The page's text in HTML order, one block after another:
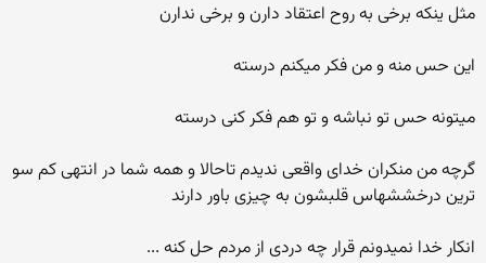
مثل ینکه برخی به روح اعتقاد دارن و برخی ندارن
این حس منه و من فکر میکنم درسته
میتونه حس تو نباشه و تو هم فکر کنی درسته
گرچه من منکران خدای واقعی ندیدم تاحالا و همه شما در انتهی کم سو
ترین درخششهاس قلبشون به چیزی باور دارند
انکار خدا نمیدونم قرار چه دردی از مردم حل کنه ...